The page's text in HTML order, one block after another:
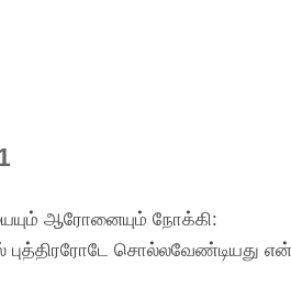
ஆரோனையும் நோக்கி:
சொல்லவேண்டியது